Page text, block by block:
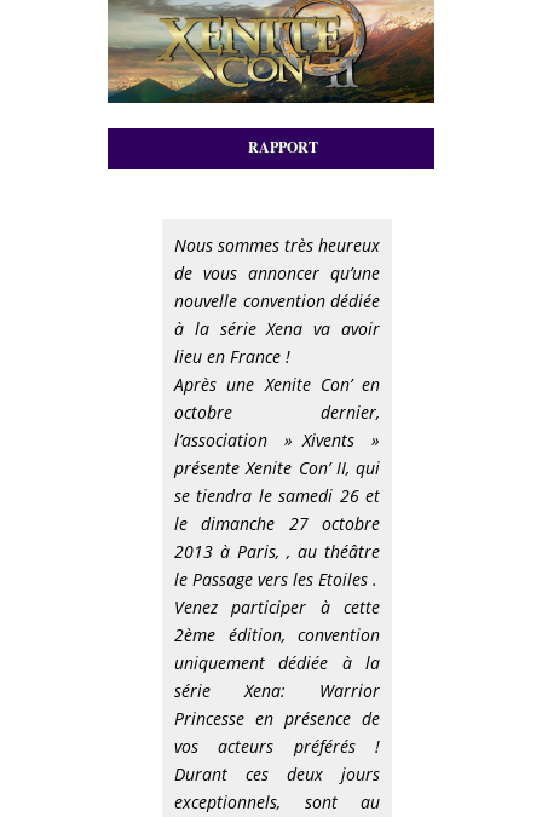
RAPPORT
Nous sommes très heureux
de vous annoncer qu’une
nouvelle convention dédiée
à la série Xena va avoir
lieu en France !
Après une Xenite Con’ en
octobre dernier,
l’association » Xivents »
présente Xenite Con’ II, qui
se tiendra le samedi 26 et
le dimanche 27 octobre
2013 à Paris, , au théâtre
le Passage vers les Etoiles .
Venez participer à cette
2ème édition, convention
uniquement dédiée à la
série Xena: Warrior
Princesse en présence de
vos acteurs préférés !
Durant ces deux jours
exceptionnels, sont au